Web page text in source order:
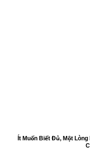
Ít Muốn Biết Đủ, Một